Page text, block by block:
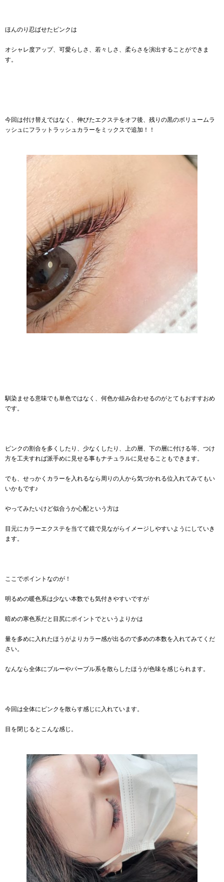
ほんのり忍ばせたピンクは
オシャレ度アップ、可愛らしさ、若々しさ、柔らさを演出することができま
す。
今回は付け替えではなく、伸びたエクステをオフ後、残りの黒のボリュームラ
ッシュにフラットラッシュカラーをミックスで追加！！
馴染ませる意味でも単色ではなく、何色か組み合わせるのがとてもおすすおめ
です。
ピンクの割合を多くしたり、少なくしたり、上の層、下の層に付ける等、つけ
方を工夫すれば派手めに見せる事もナチュラルに見せることもできます。
でも、せっかくカラーを入れるなら周りの人から気づかれる位入れてみてもい
いかもです♪
やってみたいけど似合うか心配という方は
目元にカラーエクステを当てて鏡で見ながらイメージしやすいようにしていき
ます。
ここでポイントなのが！
明るめの暖色系は少ない本数でも気付きやすいですが
暗めの寒色系だと目尻にポイントでというよりかは
量を多めに入れたほうがよりカラー感が出るので多めの本数を入れてみてくだ
さい。
なんなら全体にブルーやパープル系を散らしたほうが色味を感じられます。
今回は全体にピンクを散らす感じに入れています。
目を閉じるとこんな感じ。